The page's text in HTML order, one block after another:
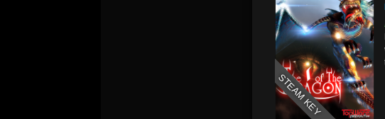
STEAM KEY